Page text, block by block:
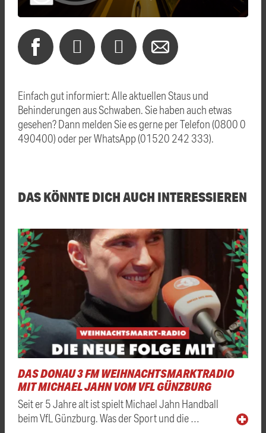
Einfach gut informiert: Alle aktuellen Staus und
Behinderungen aus Schwaben. Sie haben auch etwas
gesehen? Dann melden Sie es gerne per Telefon (0800 0
490400) oder per WhatsApp (01520 242 333).
DAS KÖNNTE DICH AUCH INTERESSIEREN
DAS DONAU 3 FM WEIHNACHTSMARKTRADIO
MIT MICHAEL JAHN VOM VFL GÜNZBURG
Seit er 5 Jahre alt ist spielt Michael Jahn Handball
beim VfL Günzburg. Was der Sport und die …